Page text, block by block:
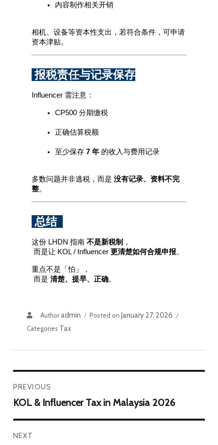
内容制作相关开销
相机、设备等资本性支出，若符合条件，可申请
资本津贴。
报税责任与记录保存
Influencer 需注意：
CP500 分期缴税
正确估算税额
至少保存 7 年 的收入与费用记录
多数问题并非逃税，而是 没有记录、资料不完
整。
总结
这份 LHDN 指南 不是新税制 ，
而是让 KOL / Influencer 更清楚如何合规申报。
重点不是「怕」，
而是 清楚、提早、正确。
Authoradmin Posted onJanuary 27, 2026
Categories Tax
PREVIOUS
KOL & Influencer Tax in Malaysia 2026
NEXT